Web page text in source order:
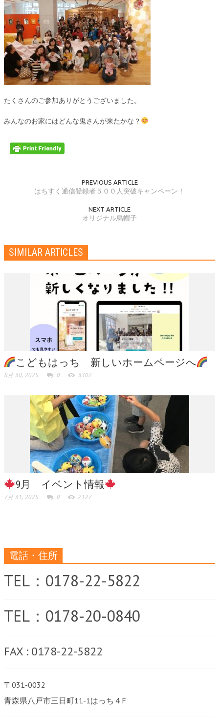
たくさんのご参加ありがとうございました。
みんなのお家にはどんな鬼さんが来たかな？
PREVIOUS ARTICLE
はちすく通信登録者５００人突破キャンペーン！
NEXT ARTICLE
オリジナル烏帽子
SIMILAR ARTICLES
こどもはっち 新しいホームページへ
8月 30, 2025 0 3302
9月 イベント情報
7月 31, 2025 0 2127
電話・住所
TEL：0178-22-5822
TEL：0178-20-0840
FAX : 0178-22-5822
〒031-0032
青森県八戸市三日町11-1はっち４F